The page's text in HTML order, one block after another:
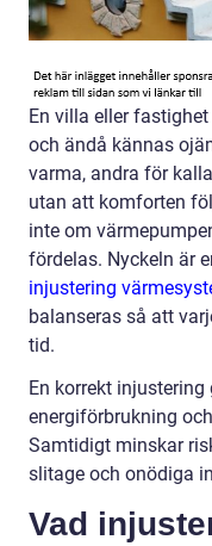
En villa eller
och ändå kännas
varma, andra för
utan att komforten
inte om
fördelas. Nyckeln är
injustering
balanseras så att
tid.
En korrekt injustering
energiförbrukning
Samtidigt minskar
slitage och onödiga
Vad